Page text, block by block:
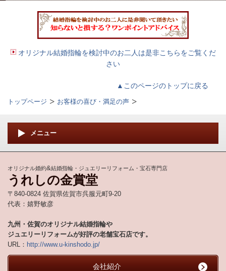
オリジナル結婚指輪を検討中のお二人は是非こちらをご覧くだ
さい
▲このページのトップに戻る
トップページ お客様の喜び・満足の声
メニュー
オリジナル婚約&結婚指輪・ジュエリーリフォーム・宝石専門店
うれしの金賞堂
〒840-0824 佐賀県佐賀市呉服元町9-20
代表：嬉野敏彦
九州・佐賀のオリジナル結婚指輪や
ジュエリーリフォームが好評の老舗宝石店です。
URL： http://www.u-kinshodo.jp/
会社紹介